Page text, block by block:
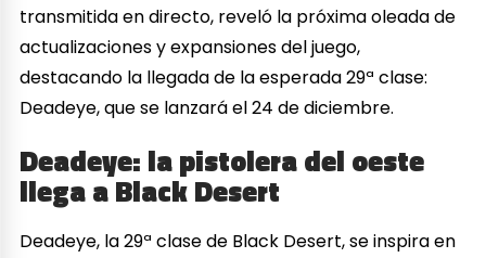
transmitida en directo, reveló la próxima oleada de
actualizaciones y expansiones del juego,
destacando la llegada de la esperada 29ª clase:
Deadeye, que se lanzará el 24 de diciembre.
Deadeye: la pistolera del oeste
llega a Black Desert
Deadeye, la 29ª clase de Black Desert, se inspira en